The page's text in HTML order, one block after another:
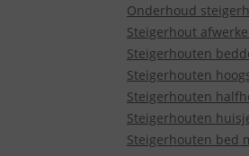
Onderhoud
Steigerhout
Steigerhouten
Steigerhouten
Steigerhouten
Steigerhouten
Steigerhouten bed